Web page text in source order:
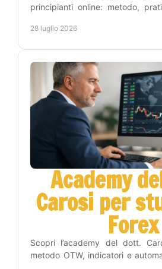
principianti online: metodo,
ogni giorno.
28 luglio 2026
Academy
Carosi per
Forex
Scopri l’academy del dott.
metodo OTW, indicatori e